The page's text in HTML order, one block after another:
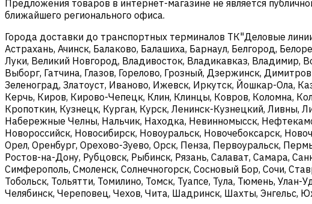
Предложения товаров в интернет-магазине не является
ближайшего регионального офиса.
Города доставки до транспортных терминалов ТК"Деловые
Астрахань, Ачинск, Балаково, Балашиха, Барнаул, Белгород,
Луки, Великий Новгород, Владивосток, Владикавказ, Владимир,
Выборг, Гатчина, Глазов, Горелово, Грозный, Дзержинск,
Зеленоград, Златоуст, Иваново, Ижевск, Иркутск, Йошкар-Ола,
Керчь, Киров, Кирово-Чепецк, Клин, Клинцы, Ковров, Коломна,
Кропоткин, Кузнецк, Курган, Курск, Ленинск-Кузнецкий,
Набережные Челны, Нальчик, Находка, Невинномысск,
Новороссийск, Новосибирск, Новоуральск, Новочебоксарск,
Орел, Оренбург, Орехово-Зуево, Орск, Пенза, Первоуральск,
Ростов-на-Дону, Рубцовск, Рыбинск, Рязань, Салават, Самара,
Симферополь, Смоленск, Солнечногорск, Сосновый Бор, Сочи,
Тобольск, Тольятти, Томилино, Томск, Туапсе, Тула, Тюмень,
Челябинск, Череповец, Чехов, Чита, Шадринск, Шахты, Энгельс,